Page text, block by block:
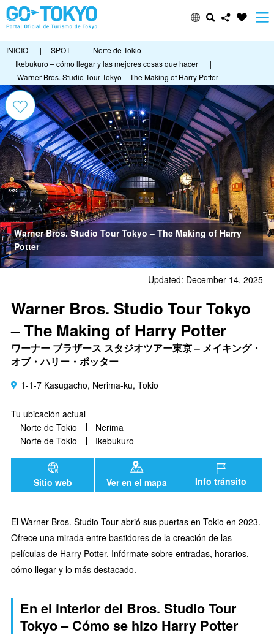
INICIO | SPOT | Norte de Tokio
|
Ikebukuro – cómo llegar y las mejores cosas que hacer
|
Warner Bros. Studio Tour Tokyo – The Making of Harry Potter
Warner Bros. Studio Tour Tokyo – The Making of Harry
Potter
Updated: December 14, 2025
Warner Bros. Studio Tour Tokyo
– The Making of Harry Potter
ワーナー ブラザース スタジオツアー東京 – メイキング・
オブ・ハリー・ポッター
1-1-7 Kasugacho, Nerima-ku, Tokio
Tu ubicación actual
Norte de Tokio
Nerima
Norte de Tokio
Ikebukuro
Sitio web Ver en el mapa Info tránsito
El Warner Bros. Studio Tour abrió sus puertas en Tokio en 2023.
Ofrece una mirada entre bastidores de la creación de las
películas de Harry Potter. Infórmate sobre entradas, horarios,
cómo llegar y lo más destacado.
En el interior del Bros. Studio Tour
Tokyo – Cómo se hizo Harry Potter